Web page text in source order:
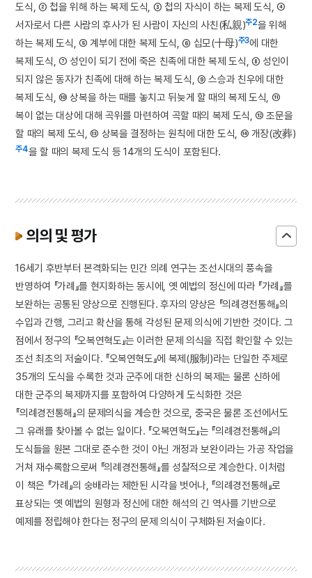
도식, ② 첩을 위해 하는 복제 도식, ③ 첩의 자식이 하는 복제 도식, ④
서자로서 다른 사람의 후사가 된 사람이 자신의 사친(私親)주2을 위해
하는 복제 도식, ⑤ 계부에 대한 복제 도식, ⑥ 십모(十母)주3에 대한
복제 도식, ⑦ 성인이 되기 전에 죽은 친족에 대한 복제 도식, ⑧ 성인이
되지 않은 동자가 친족에 대해 하는 복제 도식, ⑨ 스승과 친우에 대한
복제 도식, ⑩ 상복을 하는 때를 놓치고 뒤늦게 할 때의 복제 도식, ⑪
복이 없는 대상에 대해 곡위를 마련하여 곡할 때의 복제 도식, ⑫ 조문을
할 때의 복제 도식, ⑬ 상복을 결정하는 원칙에 대한 도식, ⑭ 개장(改葬)
주4을 할 때의 복제 도식 등 14개의 도식이 포함된다.
의의 및 평가
16세기 후반부터 본격화되는 민간 의례 연구는 조선시대의 풍속을
반영하여 『가례』를 현지화하는 동시에, 옛 예법의 정신에 따라 『가례』를
보완하는 공통된 양상으로 진행된다. 후자의 양상은 『의례경전통해』의
수입과 간행, 그리고 확산을 통해 각성된 문제 의식에 기반한 것이다. 그
점에서 정구의 『오복연혁도』는 이러한 문제 의식을 직접 확인할 수 있는
조선 최초의 저술이다. 『오복연혁도』에 복제(服制)라는 단일한 주제로
35개의 도식을 수록한 것과 군주에 대한 신하의 복제는 물론 신하에
대한 군주의 복제까지를 포함하여 다양하게 도식화한 것은
『의례경전통해』의 문제의식을 계승한 것으로, 중국은 물론 조선에서도
그 유래를 찾아볼 수 없는 일이다. 『오복연혁도』는 『의례경전통해』의
도식들을 원본 그대로 준수한 것이 아닌 개정과 보완이라는 가공 작업을
거쳐 재수록함으로써 『의례경전통해』를 성찰적으로 계승한다. 이처럼
이 책은 『가례』의 숭배라는 제한된 시각을 벗어나, 『의례경전통해』로
표상되는 옛 예법의 원형과 정신에 대한 해석의 긴 역사를 기반으로
예제를 정립해야 한다는 정구의 문제 의식이 구체화된 저술이다.